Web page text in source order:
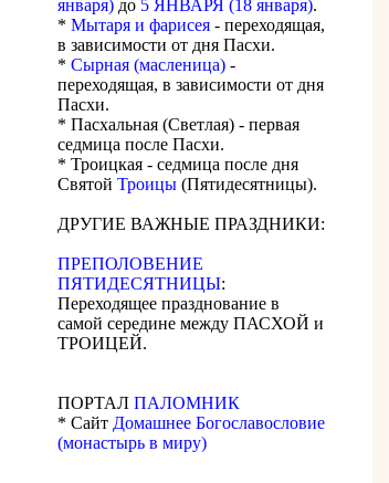
января) до 5 ЯНВАРЯ (18 января).
* Мытаря и фарисея - переходящая,
в зависимости от дня Пасхи.
* Сырная (масленица) -
переходящая, в зависимости от дня
Пасхи.
* Пасхальная (Светлая) - первая
седмица после Пасхи.
* Троицкая - седмица после дня
Святой Троицы (Пятидесятницы).
ДРУГИЕ ВАЖНЫЕ ПРАЗДНИКИ:
ПРЕПОЛОВЕНИЕ
ПЯТИДЕСЯТНИЦЫ:
Переходящее празднование в
самой середине между ПАСХОЙ и
ТРОИЦЕЙ.
ПОРТАЛ ПАЛОМНИК
* Сайт Домашнее Богославословие
(монастырь в миру)